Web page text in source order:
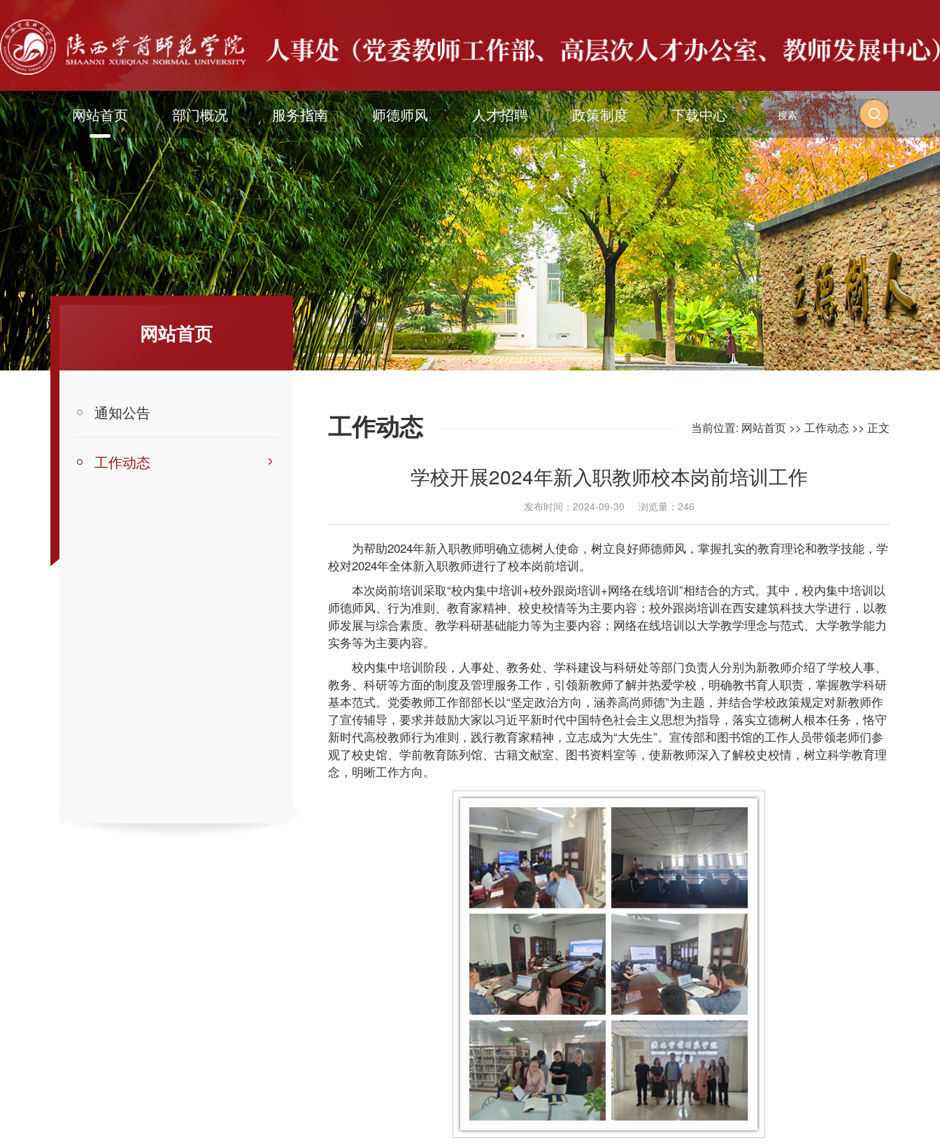
网站首页 部门概况 服务指南 师德师风 人才招聘 政策制度 下载中心
网站首页
通知公告
工作动态
工作动态 当前位置: 网站首页 >> 工作动态 >> 正文
学校开展2024年新入职教师校本岗前培训工作
发布时间：2024-09-30 浏览量： 246
为帮助2024年新入职教师明确立德树人使命，树立良好师德师风，掌握扎实的教育理论和教学技能，学
校对2024年全体新入职教师进行了校本岗前培训。
本次岗前培训采取“校内集中培训+校外跟岗培训+网络在线培训”相结合的方式。其中，校内集中培训以
师德师风、行为准则、教育家精神、校史校情等为主要内容；校外跟岗培训在西安建筑科技大学进行，以教
师发展与综合素质、教学科研基础能力等为主要内容；网络在线培训以大学教学理念与范式、大学教学能力
实务等为主要内容。
校内集中培训阶段，人事处、教务处、学科建设与科研处等部门负责人分别为新教师介绍了学校人事、
教务、科研等方面的制度及管理服务工作，引领新教师了解并热爱学校，明确教书育人职责，掌握教学科研
基本范式。党委教师工作部部长以“坚定政治方向，涵养高尚师德”为主题，并结合学校政策规定对新教师作
了宣传辅导，要求并鼓励大家以习近平新时代中国特色社会主义思想为指导，落实立德树人根本任务，恪守
新时代高校教师行为准则，践行教育家精神，立志成为“大先生”。宣传部和图书馆的工作人员带领老师们参
观了校史馆、学前教育陈列馆、古籍文献室、图书资料室等，使新教师深入了解校史校情，树立科学教育理
念，明晰工作方向。